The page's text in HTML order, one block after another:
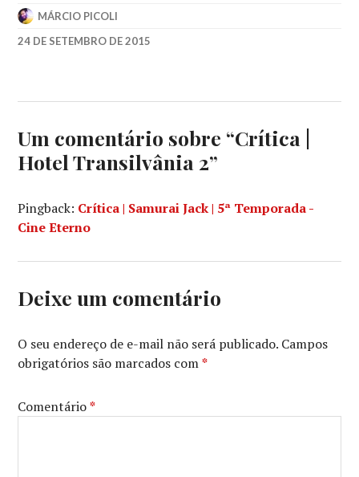
MÁRCIO PICOLI
24 DE SETEMBRO DE 2015
SANDLER
Um comentário sobre “Crítica |
Hotel Transilvânia 2”
Pingback: Crítica | Samurai Jack | 5ª Temporada -
Cine Eterno
Deixe um comentário
O seu endereço de e-mail não será publicado. Campos
obrigatórios são marcados com*
Comentário*